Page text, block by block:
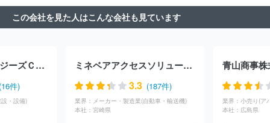
ティ
三井ホームエステート株式会社 相互住宅株式会社
菊池建
設株式会社
株式会社日商ベックス
野村不動産パートナーズ株式
会社
株式会社東京建物アメニティサポート
東京不動産管理株式
動産
株式会社ステージプランナー
ＪＲ東日本ビルテック株式会
社
株式会社ジェイアール東日本都市開発 株式会社ＴＫＰ
株式
コミュニティー
サンフロンティア不動産株式会社
株式会社ＮＨ
この会社を見た人はこんな会社も見ています
エフサステクノロジーズＣＳ株式会社
件)
・設備)
ミネベアアクセスソリューションズ株式会社
3.3 (187件)
業界： メーカー・製造業(自動車・輸送機)
本社： 宮崎県
青山商事
業界： 小売り(ア
本社： 広島県